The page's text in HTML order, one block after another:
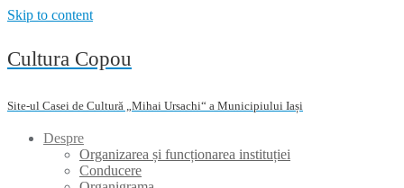
Skip to content
Cultura Copou
Site-ul Casei de Cultură „Mihai Ursachi“ a Municipiului Iași
Despre
Organizarea și funcționarea instituției
Conducere